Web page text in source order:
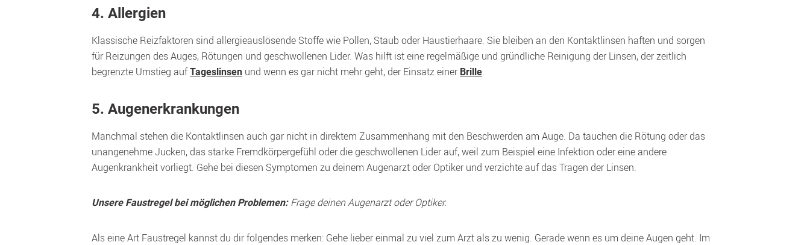
4. Allergien
Klassische Reizfaktoren sind allergieauslösende Stoffe wie Pollen, Staub oder Haustierhaare. Sie bleiben an den Kontaktlinsen haften und sorgen
für Reizungen des Auges, Rötungen und geschwollenen Lider. Was hilft ist eine regelmäßige und gründliche Reinigung der Linsen, der zeitlich
begrenzte Umstieg auf Tageslinsen und wenn es gar nicht mehr geht, der Einsatz einer Brille.
5. Augenerkrankungen
Manchmal stehen die Kontaktlinsen auch gar nicht in direktem Zusammenhang mit den Beschwerden am Auge. Da tauchen die Rötung oder das
unangenehme Jucken, das starke Fremdkörpergefühl oder die geschwollenen Lider auf, weil zum Beispiel eine Infektion oder eine andere
Unsere Faustregel bei möglichen Problemen: Frage deinen Augenarzt oder Optiker.
Als eine Art Faustregel kannst du dir folgendes merken: Gehe lieber einmal zu viel zum Arzt als zu wenig. Gerade wenn es um deine Augen geht. Im